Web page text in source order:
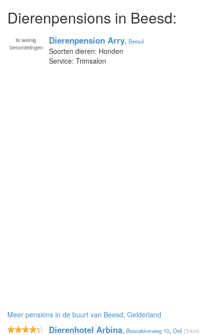
Dierenpensions in Beesd:
te weinig
beoordelingen
Dierenpension Arry, Beesd
Soorten dieren: Honden
Service: Trimsalon
Meer pensions in de buurt van Beesd, Gelderland
Dierenhotel Arbina, Boonakkerweg 10, Deil (3 km)